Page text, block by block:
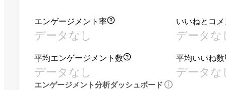
エンゲージメント率
データなし
いいねとコ
データな
平均エンゲージメント数
データなし
平均いいね数
データな
エンゲージメント分析ダッシュボード